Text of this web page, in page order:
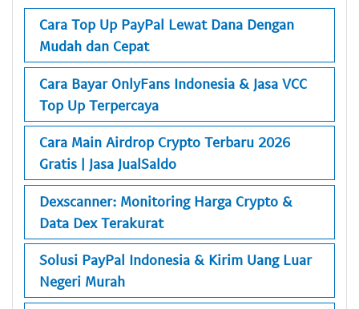
Cara Top Up PayPal Lewat Dana Dengan
Mudah dan Cepat
Cara Bayar OnlyFans Indonesia & Jasa VCC
Top Up Terpercaya
Cara Main Airdrop Crypto Terbaru 2026
Gratis | Jasa JualSaldo
Dexscanner: Monitoring Harga Crypto &
Data Dex Terakurat
Solusi PayPal Indonesia & Kirim Uang Luar
Negeri Murah